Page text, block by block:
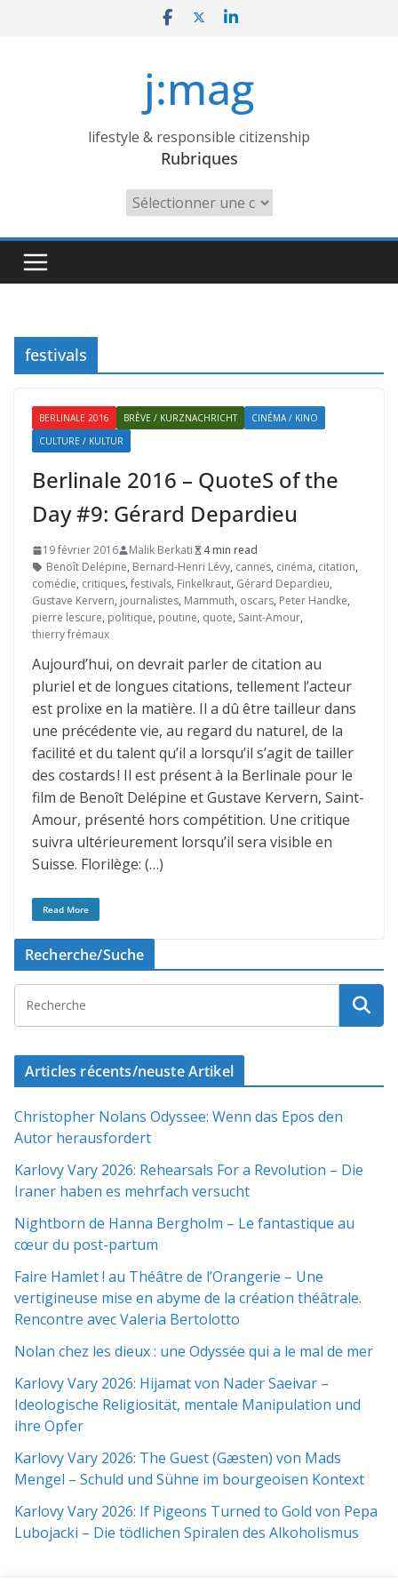
j:mag
lifestyle & responsible citizenship
Rubriques
Rubriques
festivals
BERLINALE 2016 BRÈVE / KURZNACHRICHT
CINÉMA / KINO
CULTURE / KULTUR
Berlinale 2016 – QuoteS of the
Day #9: Gérard Depardieu
19 février 2016 Malik Berkati
4 min read
Benoît Delépine, Bernard-Henri Lévy, cannes, cinéma, citation,
comédie, critiques, festivals, Finkelkraut, Gérard Depardieu,
Gustave Kervern, journalistes, Mammuth, oscars, Peter Handke,
pierre lescure, politique, poutine, quote, Saint-Amour,
thierry frémaux
Aujourd’hui, on devrait parler de citation au
pluriel et de longues citations, tellement l’acteur
est prolixe en la matière. Il a dû être tailleur dans
une précédente vie, au regard du naturel, de la
facilité et du talent qu’il a lorsqu’il s’agit de tailler
des costards ! Il est présent à la Berlinale pour le
film de Benoît Delépine et Gustave Kervern, Saint-
Amour, présenté hors compétition. Une critique
suivra ultérieurement lorsqu’il sera visible en
Suisse. Florilège: (…)
Read More
Recherche/Suche
Articles récents/neuste Artikel
Christopher Nolans Odyssee: Wenn das Epos den
Autor herausfordert
Karlovy Vary 2026: Rehearsals For a Revolution – Die
Iraner haben es mehrfach versucht
Nightborn de Hanna Bergholm – Le fantastique au
cœur du post-partum
Faire Hamlet ! au Théâtre de l’Orangerie – Une
vertigineuse mise en abyme de la création théâtrale.
Rencontre avec Valeria Bertolotto
Nolan chez les dieux : une Odyssée qui a le mal de mer
Karlovy Vary 2026: Hijamat von Nader Saeivar​​ –
Ideologische Religiosität, mentale Manipulation und
ihre Opfer
Karlovy Vary 2026: The Guest (Gæsten) von Mads
Mengel – Schuld und Sühne im bourgeoisen Kontext
Karlovy Vary 2026: If Pigeons Turned to Gold von Pepa
Lubojacki – Die tödlichen Spiralen des Alkoholismus